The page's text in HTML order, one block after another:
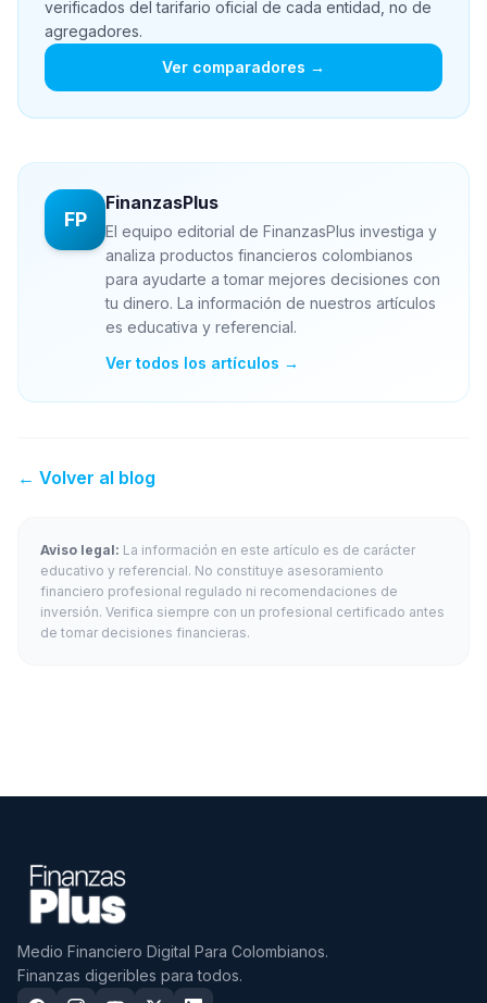
verificados del tarifario oficial de cada entidad, no de
agregadores.
Ver comparadores →
FP
FinanzasPlus
El equipo editorial de FinanzasPlus investiga y
analiza productos financieros colombianos
para ayudarte a tomar mejores decisiones con
tu dinero. La información de nuestros artículos
es educativa y referencial.
Ver todos los artículos →
← Volver al blog
Aviso legal: La información en este artículo es de carácter
educativo y referencial. No constituye asesoramiento
financiero profesional regulado ni recomendaciones de
inversión. Verifica siempre con un profesional certificado antes
de tomar decisiones financieras.
Medio Financiero Digital Para Colombianos.
Finanzas digeribles para todos.